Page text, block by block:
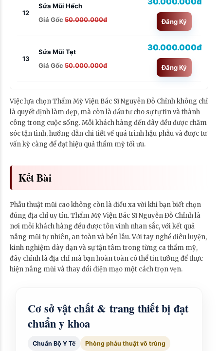
12
Sửa Mũi Hếch
Giá Gốc 50.000.000đ Đăng Ký
13
Sửa Mũi Tẹt
Giá Gốc 50.000.000đ
30.000.000đ
Đăng Ký
Việc lựa chọn Thẩm Mỹ Viện Bác Sĩ Nguyễn Đỗ Chỉnh không chỉ
là quyết định làm đẹp, mà còn là đầu tư cho sự tự tin và thành
công trong cuộc sống. Mỗi khách hàng đến đây đều được chăm
sóc tận tình, hướng dẫn chi tiết về quá trình hậu phẫu và được tư
vấn kỹ càng để đạt hiệu quả thẩm mỹ tối ưu.
Kết Bài
Phẫu thuật mũi cao không còn là điều xa vời khi bạn biết chọn
đúng địa chỉ uy tín. Thẩm Mỹ Viện Bác Sĩ Nguyễn Đỗ Chỉnh là
nơi mỗi khách hàng đều được tôn vinh nhan sắc, với kết quả
nâng mũi tự nhiên, an toàn và bền lâu. Với tay nghề điêu luyện,
kinh nghiệm dày dạn và sự tận tâm trong từng ca thẩm mỹ,
đây chính là địa chỉ mà bạn hoàn toàn có thể tin tưởng để thực
hiện nâng mũi và thay đổi diện mạo một cách trọn vẹn.
Cơ sở vật chất & trang thiết bị đạt
chuẩn y khoa
Chuẩn Bộ Y Tế Phòng phẫu thuật vô trùng